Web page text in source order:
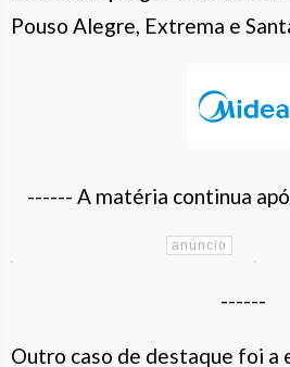
Pouso Alegre, Extrema e
------ A matéria continua
------
Outro caso de destaque foi a